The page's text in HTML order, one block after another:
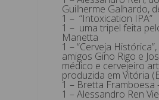
Guilherme Galhardo,
1 – “Intoxication IPA”
1 – uma tripel feita
Manetta
1 – “Cerveja
amigos Gino Rigo e
médico e cervejeiro
produzida em Vitória
1 – Bretta Framboesa
1 – Alessandro Ren